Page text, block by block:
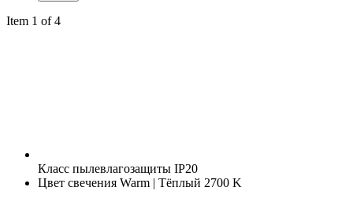
Item 1 of 4
Класс пылевлагозащиты IP20
Цвет свечения Warm | Тёплый 2700 K